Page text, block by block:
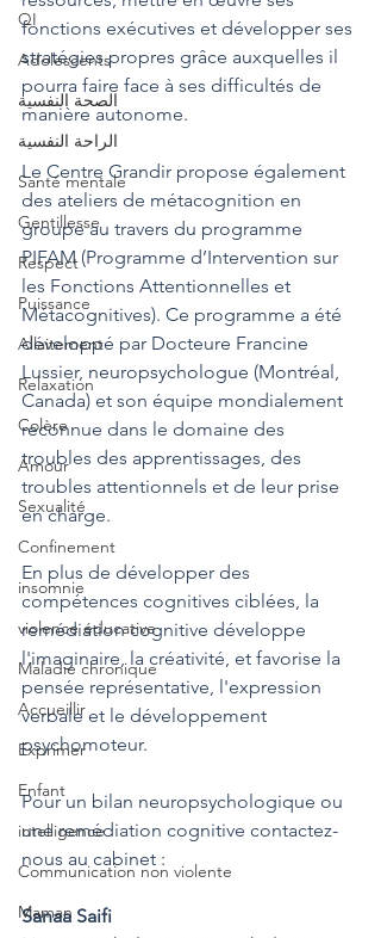
QI
Adolescents
الصحة النفسية
الراحة النفسية
Santé mentale
Gentillesse
Respect
Puissance
Allaitement
Relaxation
Colère
Amour
Sexualité
Confinement
insomnie
violence éducative
Maladie chronique
Accueillir
Exprimer
Enfant
intelligence
Communication non violente
Maman
fonctions exécutives et développer ses
stratégies propres grâce auxquelles il
pourra faire face à ses difficultés de
manière autonome.
Le Centre Grandir propose également
des ateliers de métacognition en
groupe au travers du programme
PIFAM (Programme d’Intervention sur
les Fonctions Attentionnelles et
Métacognitives). Ce programme a été
développé par Docteure Francine
Lussier, neuropsychologue (Montréal,
Canada) et son équipe mondialement
reconnue dans le domaine des
troubles des apprentissages, des
troubles attentionnels et de leur prise
en charge.
En plus de développer des
compétences cognitives ciblées, la
remédiation cognitive développe
l'imaginaire, la créativité, et favorise la
pensée représentative, l'expression
verbale et le développement
psychomoteur.
Pour un bilan neuropsychologique ou
une remédiation cognitive contactez-
nous au cabinet :
Sanaa Saifi